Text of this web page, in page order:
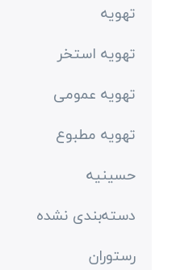
تهویه
تهویه استخر
تهویه عمومی
تهویه مطبوع
حسینیه
دسته‌بندی نشده
رستوران